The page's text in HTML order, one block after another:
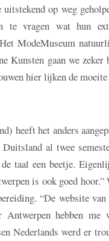
op weg
te vragen wat hun
ModeMuseum
Kunsten gaan we zeker
hier lijken de moeite
heeft het anders
al twee
taal een beetje.
is ook goed
“De website
Antwerpen hebben me
Nederlands werd er